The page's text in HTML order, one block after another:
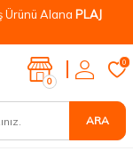
Ürünü Alana PLAJ
ARA
0
0